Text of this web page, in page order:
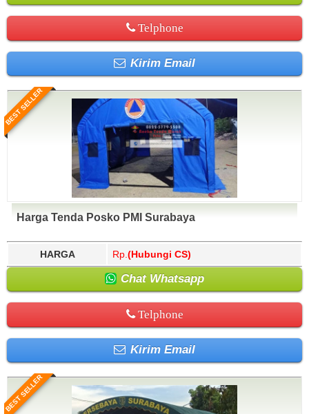
Telphone
Kirim Email
BEST SELLER
Harga Tenda Posko PMI Surabaya
HARGA Rp. (Hubungi CS)
Chat Whatsapp
Telphone
Kirim Email
BEST SELLER